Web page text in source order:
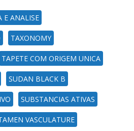
E ANALISE
TAXONOMY
TAPETE COM ORIGEM UNICA
SUDAN BLACK B
SUBSTANCIAS ATIVAS
VASCULATURE